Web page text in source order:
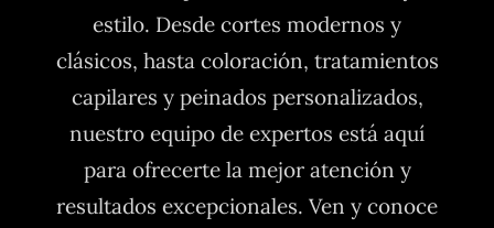
estilo. Desde cortes modernos y
clásicos, hasta coloración, tratamientos
capilares y peinados personalizados,
nuestro equipo de expertos está aquí
para ofrecerte la mejor atención y
resultados excepcionales. Ven y conoce